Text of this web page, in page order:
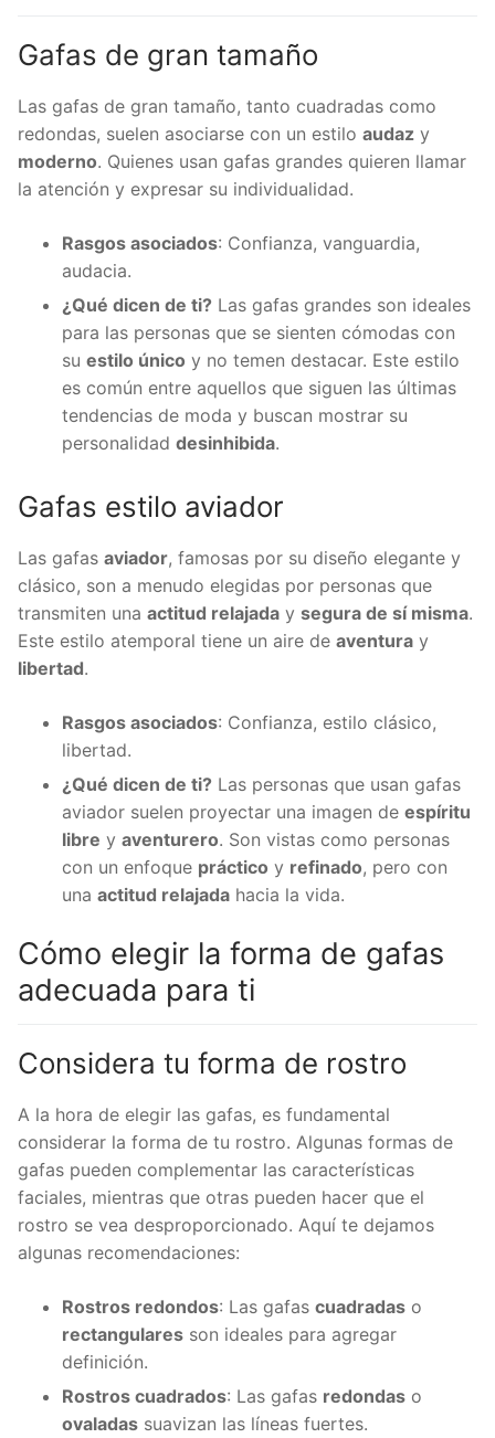
Gafas de gran tamaño
Las gafas de gran tamaño, tanto cuadradas como
redondas, suelen asociarse con un estilo audaz y
moderno. Quienes usan gafas grandes quieren llamar
la atención y expresar su individualidad.
Rasgos asociados: Confianza, vanguardia,
audacia.
¿Qué dicen de ti? Las gafas grandes son ideales
para las personas que se sienten cómodas con
su estilo único y no temen destacar. Este estilo
es común entre aquellos que siguen las últimas
tendencias de moda y buscan mostrar su
personalidad desinhibida.
Gafas estilo aviador
Las gafas aviador, famosas por su diseño elegante y
clásico, son a menudo elegidas por personas que
transmiten una actitud relajada y segura de sí misma.
Este estilo atemporal tiene un aire de aventura y
libertad.
Rasgos asociados: Confianza, estilo clásico,
libertad.
¿Qué dicen de ti? Las personas que usan gafas
aviador suelen proyectar una imagen de espíritu
libre y aventurero. Son vistas como personas
con un enfoque práctico y refinado, pero con
una actitud relajada hacia la vida.
Cómo elegir la forma de gafas
adecuada para ti
Considera tu forma de rostro
A la hora de elegir las gafas, es fundamental
considerar la forma de tu rostro. Algunas formas de
gafas pueden complementar las características
faciales, mientras que otras pueden hacer que el
rostro se vea desproporcionado. Aquí te dejamos
algunas recomendaciones:
Rostros redondos: Las gafas cuadradas o
rectangulares son ideales para agregar
definición.
Rostros cuadrados: Las gafas redondas o
ovaladas suavizan las líneas fuertes.